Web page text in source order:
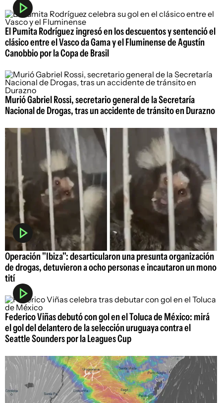
El Pumita Rodríguez ingresó en los descuentos y sentenció el
clásico entre el Vasco da Gama y el Fluminense de Agustín
Canobbio por la Copa de Brasil
Murió Gabriel Rossi, secretario general de la Secretaría
Nacional de Drogas, tras un accidente de tránsito en Durazno
Operación "Ibiza": desarticularon una presunta organización
de drogas, detuvieron a ocho personas e incautaron un mono
tití
Federico Viñas debutó con gol en el Toluca de México: mirá
el gol del delantero de la selección uruguaya contra el
Seattle Sounders por la Leagues Cup